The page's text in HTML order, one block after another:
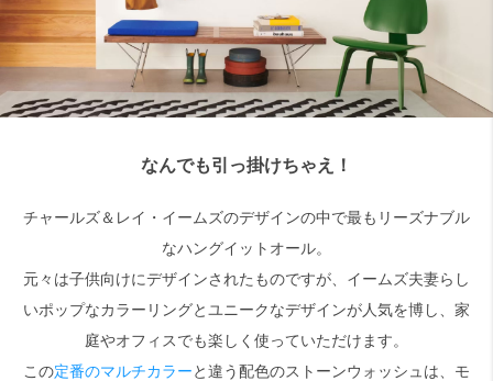
検索
なんでも引っ掛けちゃえ！
チャールズ＆レイ・イームズのデザインの中で最もリーズナブル
なハングイットオール。
元々は子供向けにデザインされたものですが、イームズ夫妻らし
いポップなカラーリングとユニークなデザインが人気を博し、家
庭やオフィスでも楽しく使っていただけます。
この定番のマルチカラーと違う配色のストーンウォッシュは、モ